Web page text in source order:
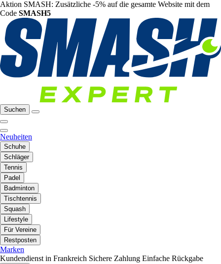
Aktion SMASH: Zusätzliche -5% auf die gesamte Website mit dem
Code SMASH5
Suchen
Neuheiten
Schuhe
Schläger
Tennis
Padel
Badminton
Tischtennis
Squash
Lifestyle
Für Vereine
Restposten
Marken
Kundendienst in Frankreich Sichere Zahlung Einfache Rückgabe